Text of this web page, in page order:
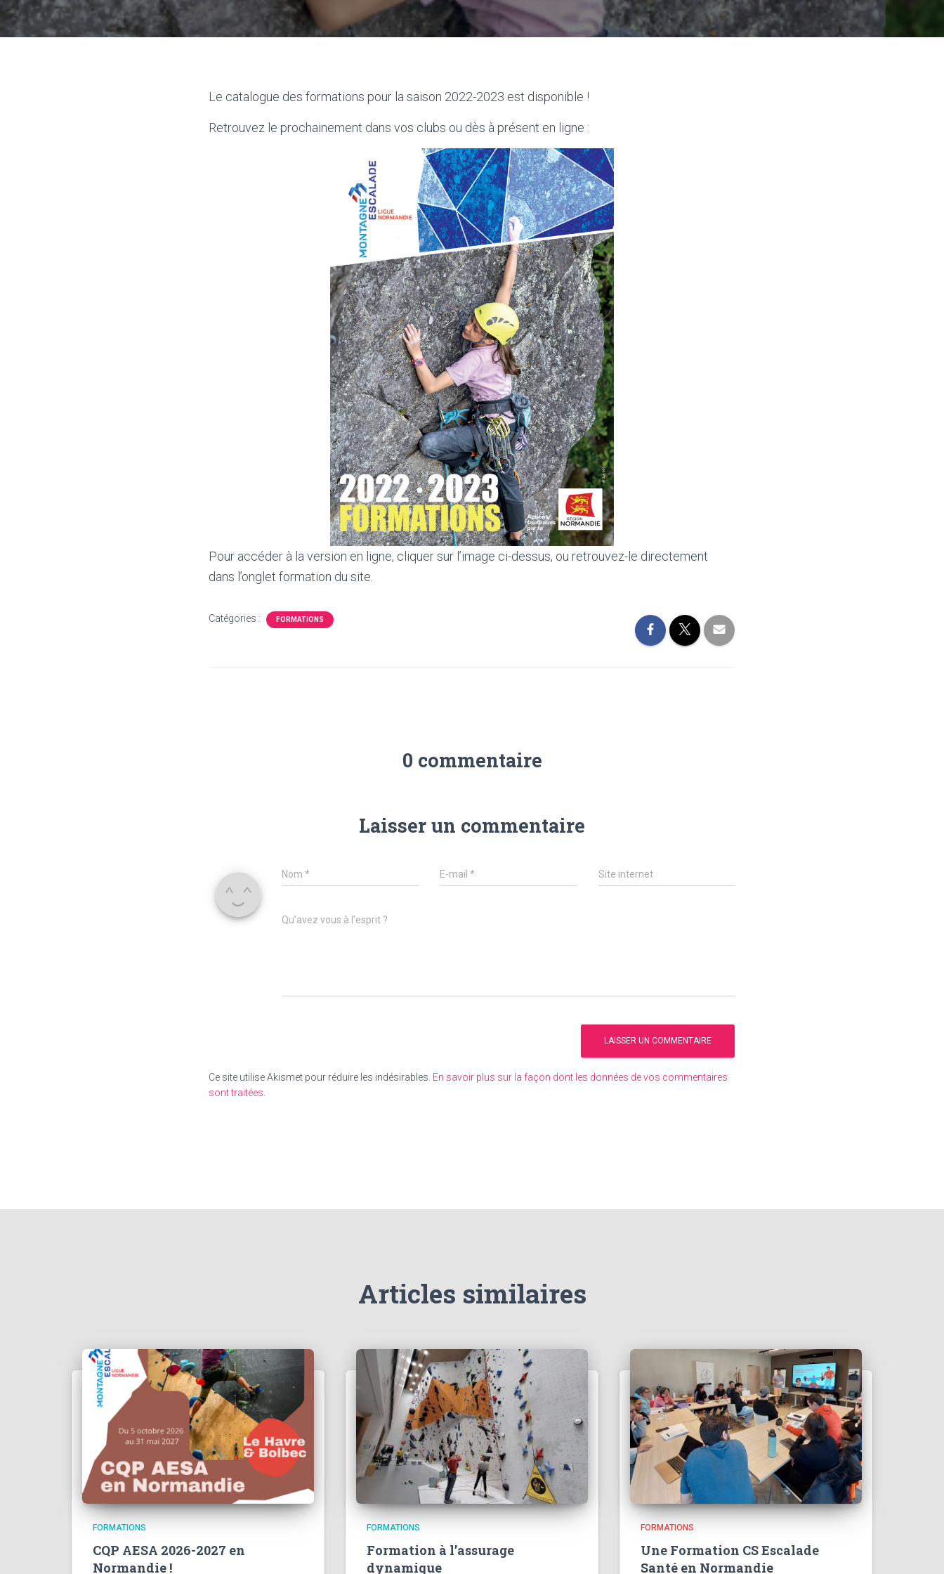
Le catalogue des formations pour la saison 2022-2023 est disponible !
Retrouvez le prochainement dans vos clubs ou dès à présent en ligne :
Pour accéder à la version en ligne, cliquer sur l’image ci-dessus, ou retrouvez-le directement
dans l’onglet formation du site.
Catégories : FORMATIONS
0 commentaire
Laisser un commentaire
Nom * E-mail* Site internet
Qu’avez vous à l’esprit ?
Ce site utilise Akismet pour réduire les indésirables. En savoir plus sur la façon dont les données de vos commentaires
sont traitées
Articles similaires
FORMATIONS
CQP AESA 2026-2027 en
Normandie !
FORMATIONS
Formation à l’assurage
dynamique
FORMATIONS
Une Formation CS Escalade
Santé en Normandie